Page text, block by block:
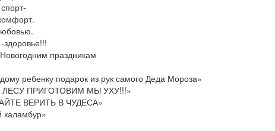
здоровье!!!
праздникам
ребенку подарок из рук самого Деда Мороза»
ЛЕСУ ПРИГОТОВИМ МЫ УХУ!!!»
ВЕРИТЬ В ЧУДЕСА»